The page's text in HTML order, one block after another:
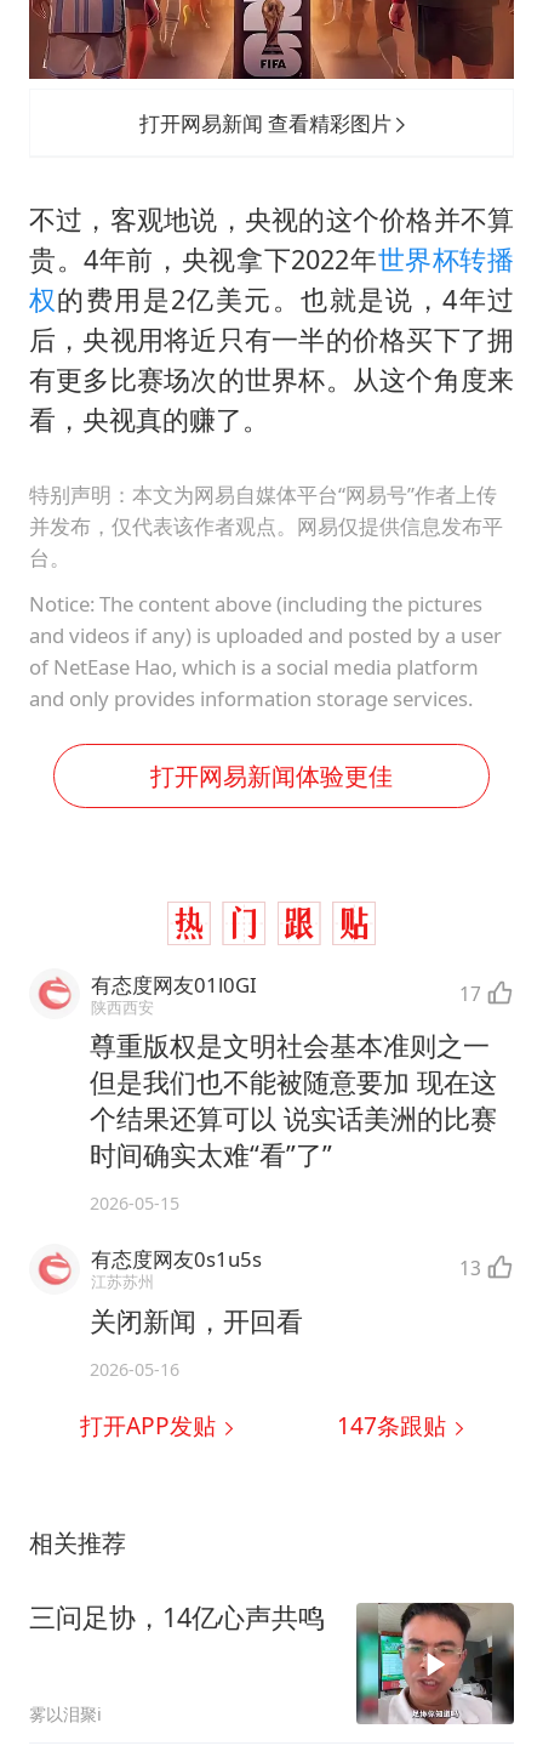
打开网易新闻 查看精彩图片
不过，客观地说，央视的这个价格并不算
贵。4年前，央视拿下2022年世界杯转播
权的费用是2亿美元。也就是说，4年过
后，央视用将近只有一半的价格买下了拥
有更多比赛场次的世界杯。从这个角度来
看，央视真的赚了。
特别声明：本文为网易自媒体平台“网易号”作者上传
并发布，仅代表该作者观点。网易仅提供信息发布平
台。
Notice: The content above (including the pictures
and videos if any) is uploaded and posted by a user
of NetEase Hao, which is a social media platform
and only provides information storage services.
打开网易新闻体验更佳
有态度网友01l0GI
陕西西安 17
尊重版权是文明社会基本准则之一
但是我们也不能被随意要加 现在这
个结果还算可以 说实话美洲的比赛
时间确实太难“看”了”
2026-05-15
有态度网友0s1u5s
江苏苏州 13
关闭新闻，开回看
2026-05-16
打开APP发贴 147条跟贴
相关推荐
三问足协，14亿心声共鸣
雾以泪聚i